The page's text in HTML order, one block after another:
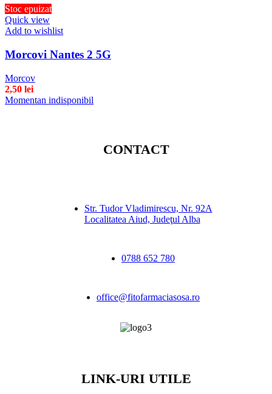
Stoc epuizat
Quick view
Add to wishlist
Morcovi Nantes 2 5G
Morcov
2,50 lei
Momentan indisponibil
CONTACT
Str. Tudor Vladimirescu, Nr. 92A
Localitatea Aiud, Judeţul Alba
0788 652 780
office@fitofarmaciasosa.ro
LINK-URI UTILE